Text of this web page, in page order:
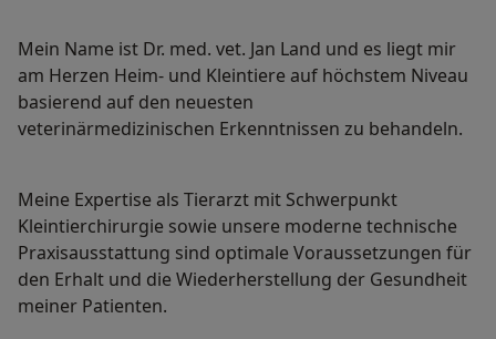
Mein Name ist Dr. med. vet. Jan Land und es liegt mir
am Herzen Heim- und Kleintiere auf höchstem Niveau
basierend auf den neuesten
veterinärmedizinischen Erkenntnissen zu behandeln.
Meine Expertise als Tierarzt mit Schwerpunkt
Kleintierchirurgie sowie unsere moderne technische
Praxisausstattung sind optimale Voraussetzungen für
den Erhalt und die Wiederherstellung der Gesundheit
meiner Patienten.